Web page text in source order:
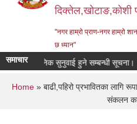
दिक्तेल,खोटाङ,कोशी
"नगर हाम्रो प्राण-नगर हाम्रो
छ ध्यान"
समाचार
सार्वजनिक सुनुवाई हुने सम्बन्धी सूचना।
You are here
Home» बाढी,पहिरो प्रभावितका लागि
संकलन